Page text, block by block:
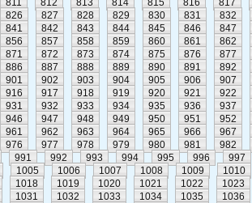
811 812 813 814 815 816
817
826 827 828 829 830 831
832
841 842 843 844 845 846
847
856 857 858 859 860 861
862
871 872 873 874 875 876
877
886 887 888 889 890 891
892
901 902 903 904 905 906
907
916 917 918 919 920 921
922
931 932 933 934 935 936
937
946 947 948 949 950 951
952
961 962 963 964 965 966
967
976 977 978 979 980 981
982
991 992 993 994 995 996
997
1005 1006 1007 1008 1009
1010
1018 1019 1020 1021 1022
1023
1031 1032 1033 1034 1035
1036